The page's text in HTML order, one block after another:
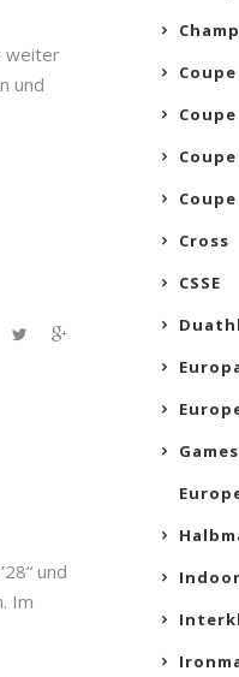
weiter
und
und
Im
Cross
CSSE
Indoor